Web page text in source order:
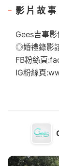
影片故事
Gees吉事
◎婚禮錄影
FB粉絲頁
IG粉絲頁